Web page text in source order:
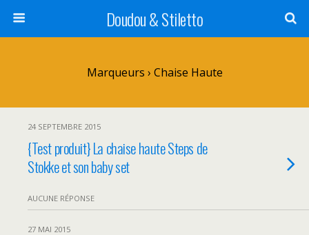
Doudou & Stiletto
Marqueurs › Chaise Haute
24 SEPTEMBRE 2015
{Test produit} La chaise haute Steps de
Stokke et son baby set
AUCUNE RÉPONSE
27 MAI 2015